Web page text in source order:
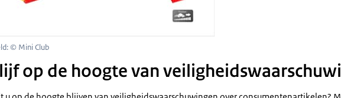
© Mini Club
op de hoogte van